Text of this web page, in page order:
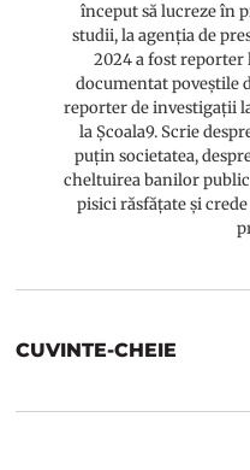
început să lucreze în
studii, la agenția de
2024 a fost reporter
documentat poveștile
reporter de investigații
la Școala9. Scrie
puțin societatea,
cheltuirea banilor
pisici răsfățate și
CUVINTE-CHEIE